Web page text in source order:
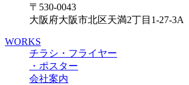
〒530-0043
大阪府大阪市北区天満2丁目1-27-3A
WORKS
チラシ・フライヤー
・ポスター
会社案内